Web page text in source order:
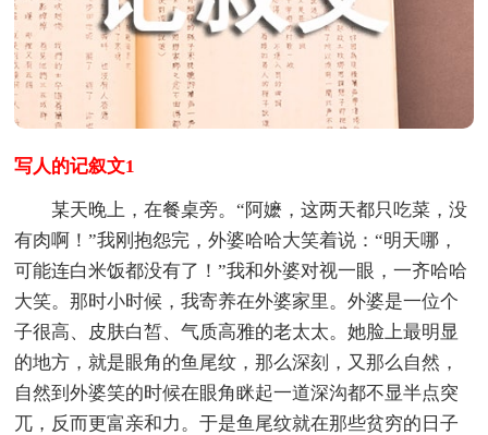
写人的记叙文1
某天晚上，在餐桌旁。“阿嬷，这两天都只吃菜，没
有肉啊！”我刚抱怨完，外婆哈哈大笑着说：“明天哪，
可能连白米饭都没有了！”我和外婆对视一眼，一齐哈哈
大笑。那时小时候，我寄养在外婆家里。外婆是一位个
子很高、皮肤白皙、气质高雅的老太太。她脸上最明显
的地方，就是眼角的鱼尾纹，那么深刻，又那么自然，
自然到外婆笑的时候在眼角眯起一道深沟都不显半点突
兀，反而更富亲和力。于是鱼尾纹就在那些贫穷的日子